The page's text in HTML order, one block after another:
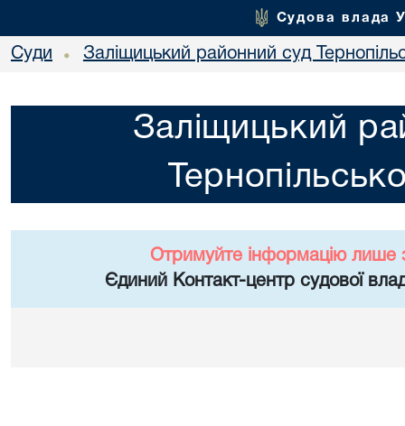
Судова влада
Суди • Заліщицький районний суд
Заліщицький
Отримуйте інформацію лише
Єдиний Контакт-центр судової